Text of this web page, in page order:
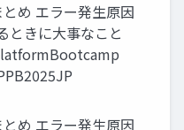
とめ エラー発生原因
ときに大事なこと
とめ エラー発生原因